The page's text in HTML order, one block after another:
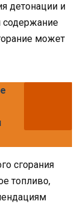
детонации и
содержание
может
сгорания
топливо,